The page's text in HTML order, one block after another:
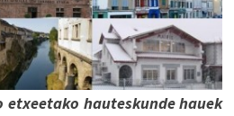
hauteskunde hauek